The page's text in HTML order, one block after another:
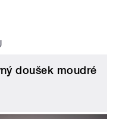
doušek moudré